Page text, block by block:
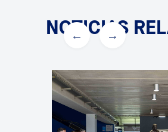
NOTICIAS